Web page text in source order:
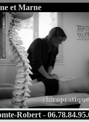
et Marne
Robert -